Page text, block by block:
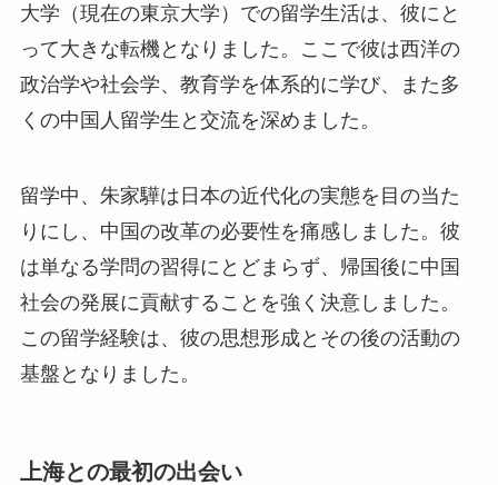
大学（現在の東京大学）での留学生活は、彼にと
って大きな転機となりました。ここで彼は西洋の
政治学や社会学、教育学を体系的に学び、また多
くの中国人留学生と交流を深めました。
留学中、朱家驊は日本の近代化の実態を目の当た
りにし、中国の改革の必要性を痛感しました。彼
は単なる学問の習得にとどまらず、帰国後に中国
社会の発展に貢献することを強く決意しました。
この留学経験は、彼の思想形成とその後の活動の
基盤となりました。
上海との最初の出会い